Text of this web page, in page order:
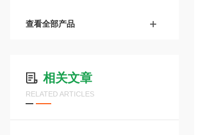
查看全部产品
相关文章
RELATED ARTICLES